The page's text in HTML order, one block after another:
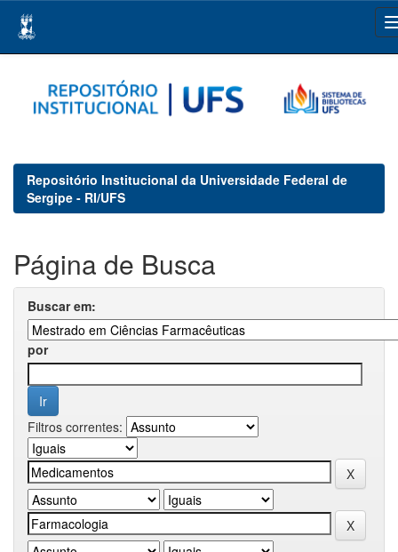
navigation
Repositório Institucional da Universidade Federal de
Sergipe - RI/UFS
Página de Busca
Buscar em:
por
Filtros correntes: